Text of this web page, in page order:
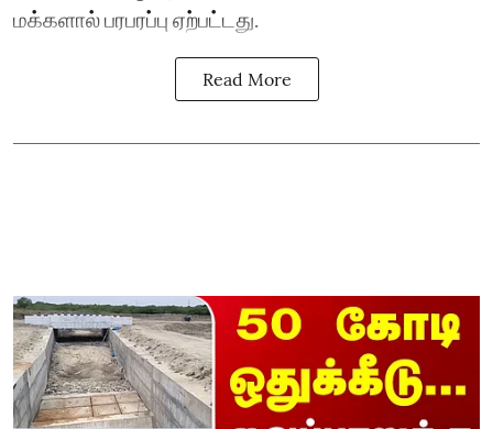
மக்களால் பரபரப்பு ஏற்பட்டது.
Read More